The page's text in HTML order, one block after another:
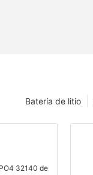
Batería de litio